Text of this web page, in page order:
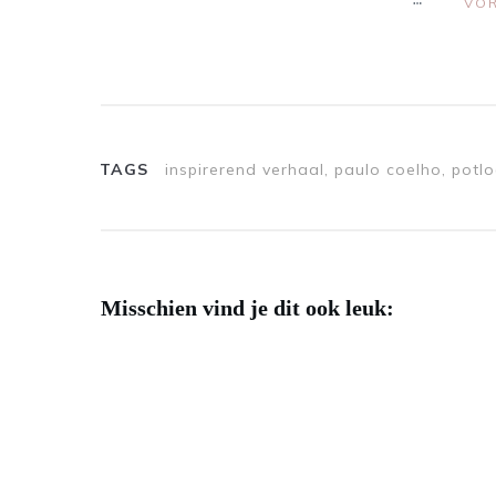
TAGS inspirerend verhaal, paulo coelho,
Misschien vind je dit ook leuk: